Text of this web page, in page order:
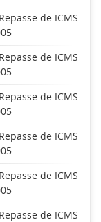
de ICMS
de ICMS
de ICMS
de ICMS
de ICMS
de ICMS